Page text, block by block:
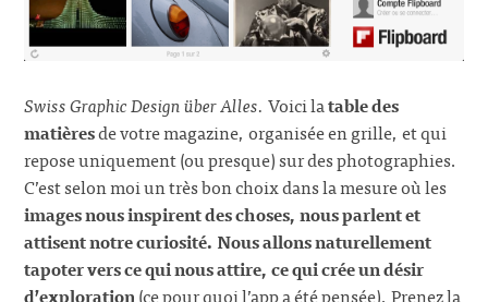
Swiss Graphic Design über Alles.Voici latable des
matièresde votre magazine, organisée en grille, et qui
repose uniquement (ou presque) sur des photographies.
C’est selon moi un très bon choix dans la mesure où les
images nous inspirent des choses, nous parlent et
attisent notre curiosité. Nous allons naturellement
tapoter vers ce qui nous attire, ce qui crée un désir
d’exploration(ce pour quoi l’app a été pensée). Prenez la